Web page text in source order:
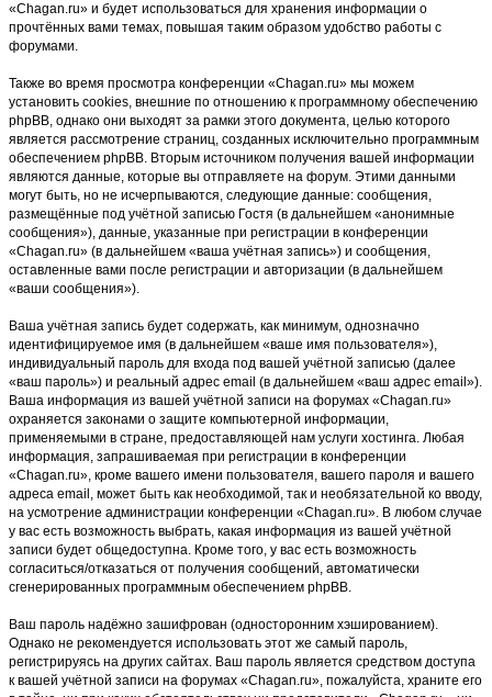
«Chagan.ru» и будет использоваться для хранения информации о
прочтённых вами темах, повышая таким образом удобство работы с
форумами.
Также во время просмотра конференции «Chagan.ru» мы можем
установить cookies, внешние по отношению к программному обеспечению
phpBB, однако они выходят за рамки этого документа, целью которого
является рассмотрение страниц, созданных исключительно программным
обеспечением phpBB. Вторым источником получения вашей информации
являются данные, которые вы отправляете на форум. Этими данными
могут быть, но не исчерпываются, следующие данные: сообщения,
размещённые под учётной записью Гостя (в дальнейшем «анонимные
сообщения»), данные, указанные при регистрации в конференции
«Chagan.ru» (в дальнейшем «ваша учётная запись») и сообщения,
оставленные вами после регистрации и авторизации (в дальнейшем
«ваши сообщения»).
Ваша учётная запись будет содержать, как минимум, однозначно
идентифицируемое имя (в дальнейшем «ваше имя пользователя»),
индивидуальный пароль для входа под вашей учётной записью (далее
«ваш пароль») и реальный адрес email (в дальнейшем «ваш адрес email»).
Ваша информация из вашей учётной записи на форумах «Chagan.ru»
охраняется законами о защите компьютерной информации,
применяемыми в стране, предоставляющей нам услуги хостинга. Любая
информация, запрашиваемая при регистрации в конференции
«Chagan.ru», кроме вашего имени пользователя, вашего пароля и вашего
адреса email, может быть как необходимой, так и необязательной ко вводу,
на усмотрение администрации конференции «Chagan.ru». В любом случае
у вас есть возможность выбрать, какая информация из вашей учётной
записи будет общедоступна. Кроме того, у вас есть возможность
согласиться/отказаться от получения сообщений, автоматически
сгенерированных программным обеспечением phpBB.
Ваш пароль надёжно зашифрован (односторонним хэшированием).
Однако не рекомендуется использовать этот же самый пароль,
регистрируясь на других сайтах. Ваш пароль является средством доступа
к вашей учётной записи на форумах «Chagan.ru», пожалуйста, храните его